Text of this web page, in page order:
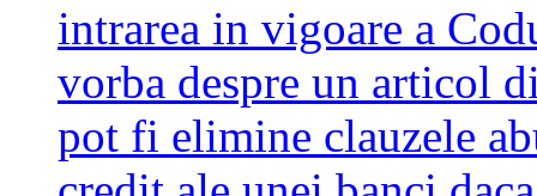
intrarea in vigoare a
vorba despre un articol
pot fi elimine clauzele